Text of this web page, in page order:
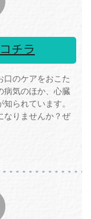
チラ
口のケアをおこた
病気のほか、心臓
られています。
なりませんか？ぜ